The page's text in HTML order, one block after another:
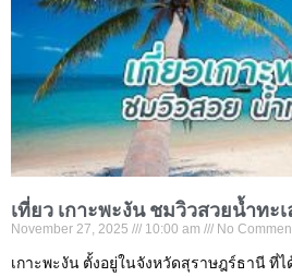
เที่ยว เกาะพะงัน ชมวิวสวยน้ำทะเ
November 27, 2025 10:00 am No
เกาะพะงัน ตั้งอยู่ในจังหวัดสุราษฎร์ธานี ที่ไ